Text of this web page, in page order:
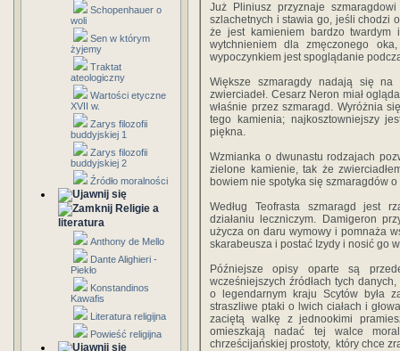
Schopenhauer o
woli
Sen w którym
żyjemy
Traktat
ateologiczny
Wartości etyczne
XVII w.
Zarys filozofii
buddyjskiej 1
Zarys filozofii
buddyjskiej 2
Źródło moralności
Religie a
literatura
Anthony de Mello
Dante Alighieri -
Piekło
Konstandinos
Kawafis
Literatura religijna
Powieść religijna
Już Pliniusz przyznaje
szlachetnych i stawia go, jeśli chodzi
że jest kamieniem bardzo
wytchnieniem dla zmęczonego
wypoczynkiem jest spoglądanie
Większe szmaragdy nadają się na
zwierciadeł. Cesarz Neron miał
właśnie przez szmaragd. Wyróżnia
tego kamienia; najkosztowniejszy
piękna.
Wzmianka o dwunastu rodzajach
zielone kamienie, tak że
bowiem nie spotyka się szmaragdów
Według Teofrasta szmaragd jest
działaniu leczniczym. Damigeron
użycza on daru wymowy i pomnaża
skarabeusza i postać Izydy i nosić go
Późniejsze opisy oparte są
wcześniejszych źródłach tych
o legendarnym kraju Scytów była
straszliwe ptaki o lwich ciałach i
zaciętą walkę z jednookimi
omieszkają nadać tej walce
chrześcijańskiej prostoty, który chce